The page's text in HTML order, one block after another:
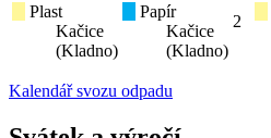
Plast
Kačice
(Kladno)
Papír
Kačice
(Kladno)
2
Kalendář svozu odpadu